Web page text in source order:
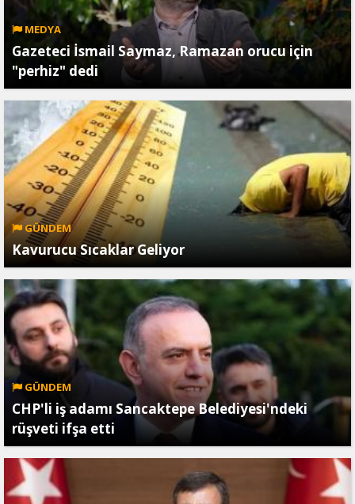
MEDYA
Gazeteci İsmail Saymaz, Ramazan orucu için
"perhiz" dedi
GÜNDEM
Kavurucu Sıcaklar Geliyor
GÜNDEM
CHP'li iş adamı Sancaktepe Belediyesi'ndeki
rüşveti ifşa etti